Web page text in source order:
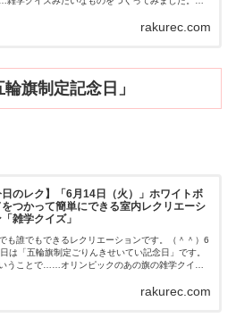
やり方インコの種類をいくつ言えるでし...rakurec.com
旗制定記念日」
日のレク】「6月14日（火）」ホワイトボ
をつかって簡単にできる室内レクリエーシ
「雑学クイズ」
も誰でもできるレクリエーションです。（＾＾）6
は「五輪旗制定ごりんきせいてい記念日」です。
うことで……オリンピックのあの旗の雑学クイズ
・とくになしやり方雑学クイズに答...rakurec.com